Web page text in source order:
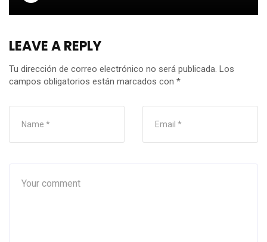
LEAVE A REPLY
Tu dirección de correo electrónico no será publicada. Los
campos obligatorios están marcados con *